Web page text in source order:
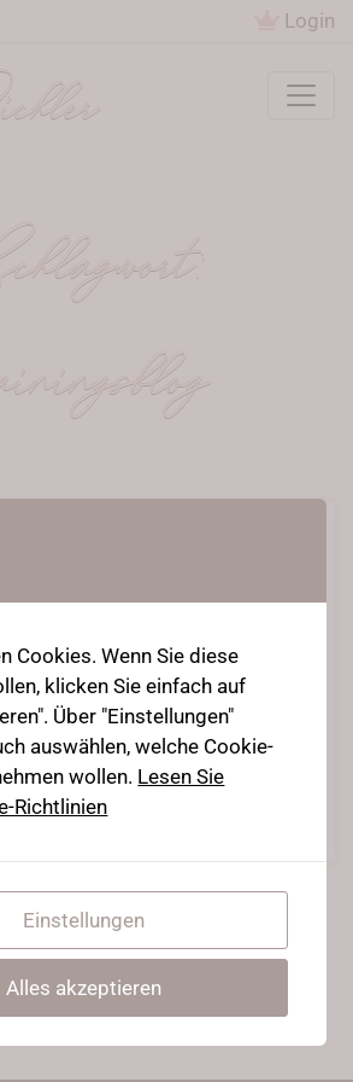
Login
Blog…
• Posted inmy own thoughts
guten deutschen Stretchingblog braucht
Weiterlesen
Cookies. Wenn Sie diese
klicken Sie einfach auf
Über "Einstellungen"
auswählen, welche Cookie-
wollen. Lesen Sie
Richtlinien
Einstellungen
Alles akzeptieren